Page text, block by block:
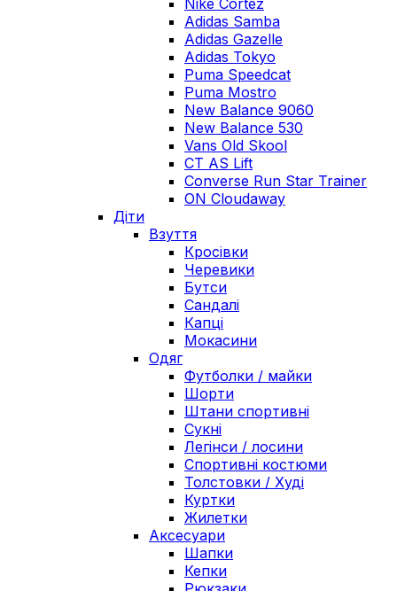
Nike Cortez
Adidas Samba
Adidas Gazelle
Adidas Tokyo
Puma Speedcat
Puma Mostro
New Balance 9060
New Balance 530
Vans Old Skool
CT AS Lift
Converse Run Star Trainer
ON Cloudaway
Діти
Взуття
Кросівки
Черевики
Бутси
Сандалі
Капці
Мокасини
Одяг
Футболки / майки
Шорти
Штани спортивні
Сукні
Легінси / лосини
Спортивні костюми
Толстовки / Худі
Куртки
Жилетки
Аксесуари
Шапки
Кепки